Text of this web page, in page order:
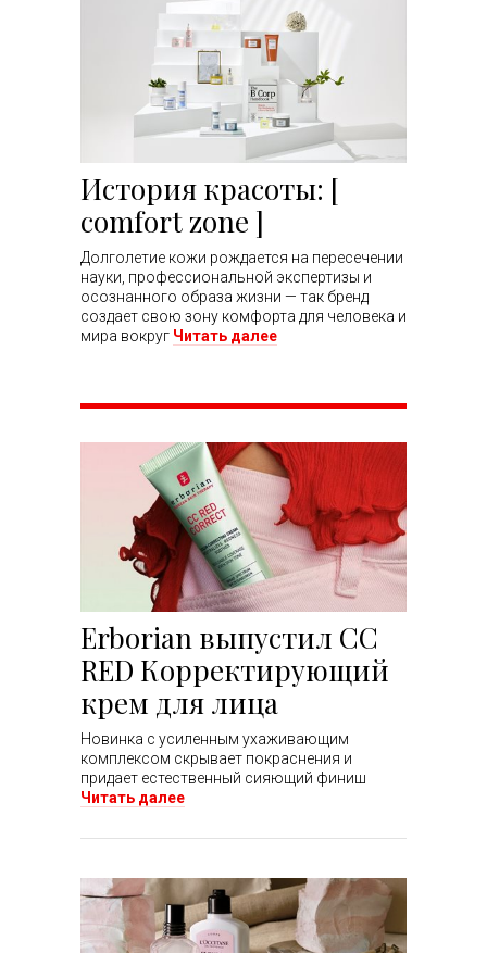
История красоты: [
comfort zone ]
Долголетие кожи рождается на пересечении
науки, профессиональной экспертизы и
осознанного образа жизни — так бренд
создает свою зону комфорта для человека и
мира вокруг Читать далее
Erborian выпустил CC
RED Корректирующий
крем для лица
Новинка с усиленным ухаживающим
комплексом скрывает покраснения и
придает естественный сияющий финиш
Читать далее